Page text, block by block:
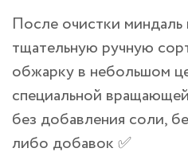
После очистки
тщательную ручную
обжарку в небольшом
специальной
без добавления соли,
либо добавок ✅